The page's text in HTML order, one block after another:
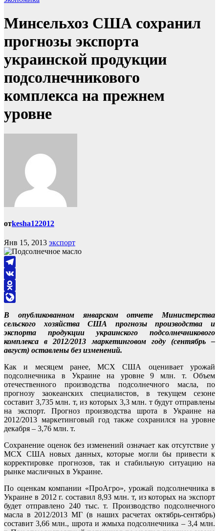
Минсельхоз США сохранил
прогнозы экспорта
украинской продукции
подсолнечникового
комплекса на прежнем
уровне
отkesha122012
Янв 15, 2013 экспорт
Telegram
VK
Odnoklassniki
В опубликованном январском отчете Министерства
сельского хозяйства США прогнозы производства и
экспорта продукции украинского подсолнечникового
комплекса в 2012/2013 маркетинговом году (сентябрь –
август) оставлены без изменений.
Как и месяцем ранее, МСХ США оценивает урожай
подсолнечника в Украине на уровне 9 млн. т. Объем
отечественного производства подсолнечного масла, по
прогнозу заокеанских специалистов, в текущем сезоне
составит 3,735 млн. т, из которых 3,3 млн. т будут отправлены
на экспорт. Прогноз производства шрота в Украине на
2012/2013 маркетинговый год также сохранился на уровне
декабря – 3,76 млн. т.
Сохранение оценок без изменений означает как отсутствие у
МСХ США новых данных, которые могли бы привести к
корректировке прогнозов, так и стабильную ситуацию на
рынке масличных в Украине.
По оценкам компании «ПроАгро», урожай подсолнечника в
Украине в 2012 г. составил 8,93 млн. т, из которых на экспорт
будет отправлено 240 тыс. т. Производство подсолнечного
масла в 2012/2013 МГ (в наших расчетах октябрь-сентябрь)
составит 3,66 млн., шрота и жмыха подсолнечника – 3,4 млн.